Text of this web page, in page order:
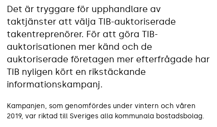
Det är tryggare för upphandlare av
taktjänster att välja TIB-auktoriserade
takentreprenörer. För att göra TIB-
auktorisationen mer känd och de
auktoriserade företagen mer efterfrågade har
TIB nyligen kört en rikstäckande
informationskampanj.
Kampanjen, som genomfördes under vintern och våren
2019, var riktad till Sveriges alla kommunala ­­bostadsbolag.